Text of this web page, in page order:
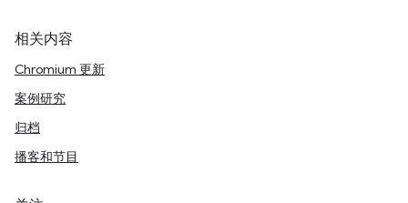
相关内容
Chromium 更新
案例研究
归档
播客和节目